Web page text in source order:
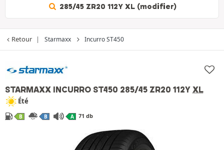
285/45 ZR20 112Y XL (modifier)
Retour Starmaxx Incurro ST450
STARMAXX INCURRO ST450 285/45 ZR20 112Y XL
Été
B B A 71 db